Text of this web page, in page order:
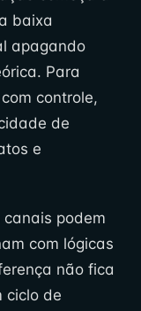
baixa
apagando
Para
controle,
de
e
canais podem
com lógicas
não fica
ciclo de